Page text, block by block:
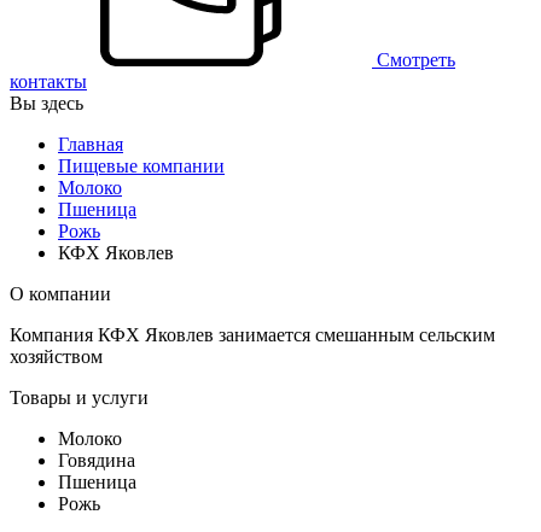
Смотреть
контакты
Вы здесь
Главная
Пищевые компании
Молоко
Пшеница
Рожь
КФХ Яковлев
О компании
Компания КФХ Яковлев занимается смешанным сельским
хозяйством
Товары и услуги
Молоко
Говядина
Пшеница
Рожь